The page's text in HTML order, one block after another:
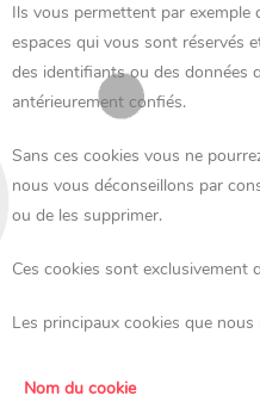
Ils vous permettent par exemple
espaces qui vous sont réservés
des identifiants ou des données
antérieurement confiés.
Sans ces cookies vous ne
nous vous déconseillons par
ou de les supprimer.
Ces cookies sont exclusivement
Les principaux cookies que
Nom du cookie